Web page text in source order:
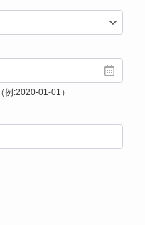
（例:2020-01-01）